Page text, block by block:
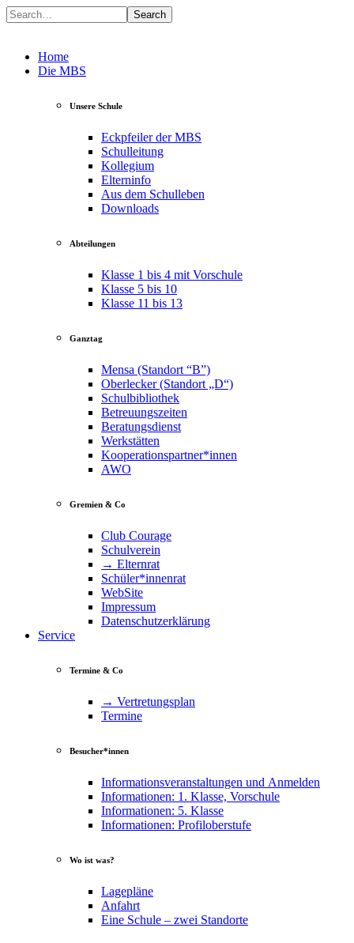
Search
Home
Die MBS
Unsere Schule
Eckpfeiler der MBS
Schulleitung
Kollegium
Elterninfo
Aus dem Schulleben
Downloads
Abteilungen
Klasse 1 bis 4 mit Vorschule
Klasse 5 bis 10
Klasse 11 bis 13
Ganztag
Mensa (Standort “B”)
Oberlecker (Standort „D“)
Schulbibliothek
Betreuungszeiten
Beratungsdienst
Werkstätten
Kooperationspartner*innen
AWO
Gremien & Co
Club Courage
Schulverein
→ Elternrat
Schüler*innenrat
WebSite
Impressum
Datenschutzerklärung
Service
Termine & Co
→ Vertretungsplan
Termine
Besucher*innen
Informationsveranstaltungen und Anmelden
Informationen: 1. Klasse, Vorschule
Informationen: 5. Klasse
Informationen: Profiloberstufe
Wo ist was?
Lagepläne
Anfahrt
Eine Schule – zwei Standorte